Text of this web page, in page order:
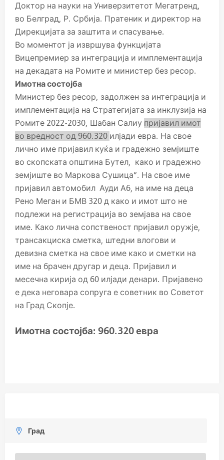
Доктор на науки на Универзитетот Мегатренд,
во Белград, Р. Србија. Пратеник и директор на
Дирекцијата за заштита и спасување.
Во моментот ја извршува функцијата
Вицепремиер за интеграција и имплементација
на декадата на Ромите и министер без ресор.
Имотна состојба
Министер без ресор, задолжен за интеграција и
имплементација на Стратегијата за инклузија на
Ромите 2022-2030, Шабан Салиу пријавил имот
во вредност од 960.320 илјади евра. На свое
лично име пријавил куќа и градежно земјиште
во скопската општина Бутел, како и градежно
земјиште во Маркова Сушица“. На свое име
пријавил автомобил Ауди А6, на име на деца
Рено Меган и БМВ 320 д како и имот што не
подлежи на регистрација во земјава на свое
име. Како лична сопственост пријавил оружје,
трансакциска сметка, штедни влогови и
девизна сметка на свое име како и сметки на
име на брачен другар и деца. Пријавил и
месечна кирија од 60 илјади денари. Пријавено
е дека неговара сопруга е советник во Советот
на Град Скопје.
Имотна состојба: 960.320 евра
Град